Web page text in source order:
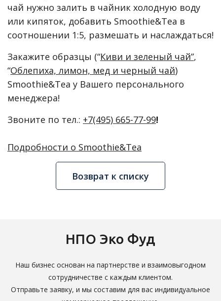
чай нужно залить в чайник холодную воду
или кипяток, добавить Smoothie&Tea в
соотношении 1:5, размешать и наслаждаться!
Закажите образцы (“Киви и зеленый чай”,
“Облепиха, лимон, мед и черный чай)
Smoothie&Tea у Вашего персонального
менеджера!
Звоните по тел.: +7(495) 665-77-99!
Подробности о Smoothie&Tea
Возврат к списку
НПО Эко Фуд
Наш бизнес основан на партнерстве и взаимовыгодном
сотрудничестве с каждым клиентом.
Отправьте заявку, и мы составим для вас индивидуальное